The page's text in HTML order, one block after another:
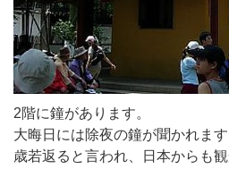
2階に鐘があります。
大晦日には除夜の鐘が聞かれま
歳若返ると言われ、日本からも